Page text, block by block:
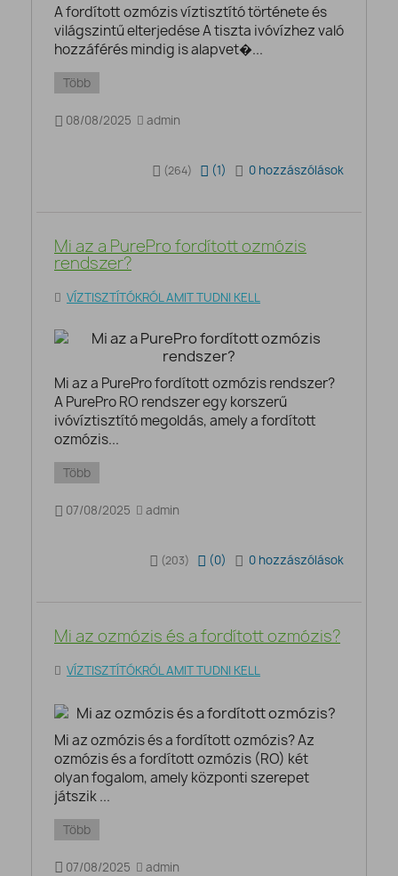
A fordított ozmózis víztisztító története és
világszintű elterjedése A tiszta ivóvízhez való
hozzáférés mindig is alapvet�...
Több
08/08/2025 admin
(264) (1) 0 hozzászólások
Mi az a PurePro fordított ozmózis
rendszer?
VÍZTISZTÍTÓKRÓL AMIT TUDNI KELL
Mi az a PurePro fordított ozmózis rendszer?
A PurePro RO rendszer egy korszerű
ivóvíztisztító megoldás, amely a fordított
ozmózis...
Több
07/08/2025 admin
(203) (0) 0 hozzászólások
Mi az ozmózis és a fordított ozmózis?
VÍZTISZTÍTÓKRÓL AMIT TUDNI KELL
Mi az ozmózis és a fordított ozmózis? Az
ozmózis és a fordított ozmózis (RO) két
olyan fogalom, amely központi szerepet
játszik ...
Több
07/08/2025 admin